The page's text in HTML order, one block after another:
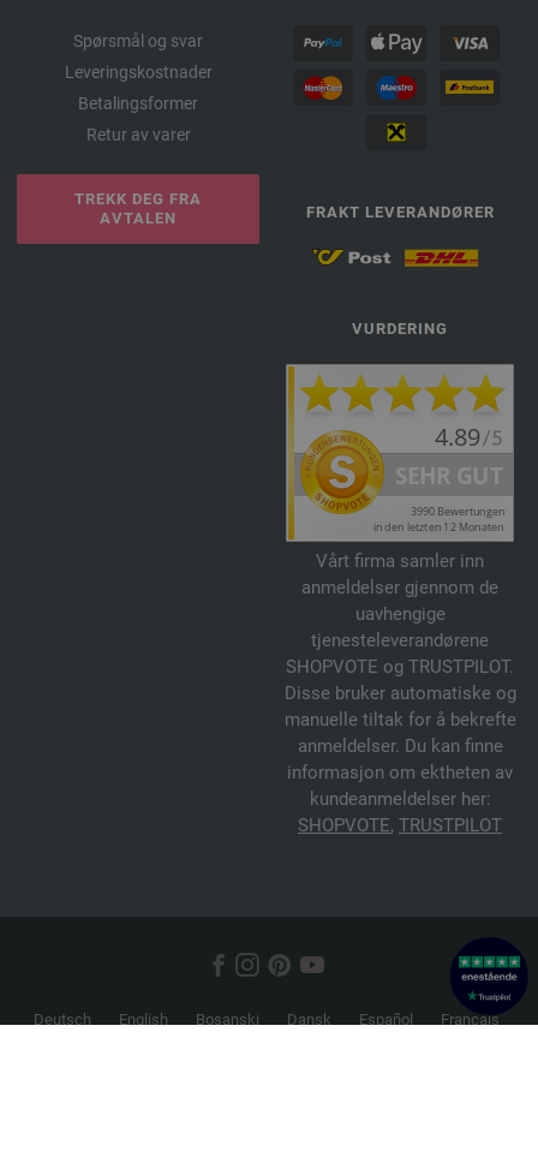
Spørsmål og svar
Leveringskostnader
Betalingsformer
Retur av varer
TREKK DEG FRA
AVTALEN
FRAKT LEVERANDØRER
VURDERING
Vårt firma samler inn
anmeldelser gjennom de
uavhengige
tjenesteleverandørene
SHOPVOTE og TRUSTPILOT.
Disse bruker automatiske og
manuelle tiltak for å bekrefte
anmeldelser. Du kan finne
informasjon om ektheten av
kundeanmeldelser her:
SHOPVOTE, TRUSTPILOT
Deutsch English Bosanski Dansk Español
Français